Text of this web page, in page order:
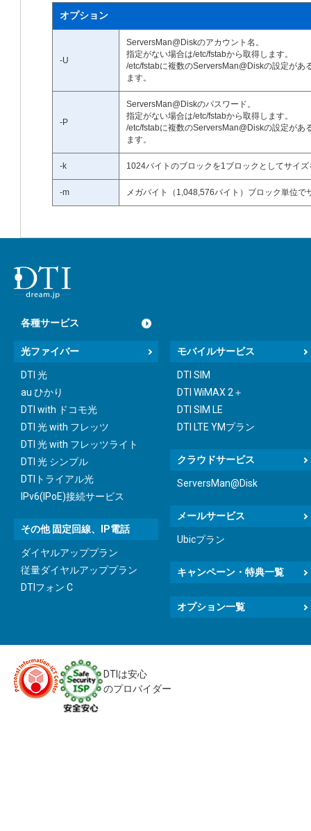
オプション
-U
ServersMan@Diskのアカウント名。
指定がない場合は/etc/fstabから取得します。
/etc/fstabに複数のServersMan@Diskの設定があ
ます。
-P
ServersMan@Diskのパスワード。
指定がない場合は/etc/fstabから取得します。
/etc/fstabに複数のServersMan@Diskの設定があ
ます。
-k 1024バイトのブロックを1ブロックとしてサイ
-m メガバイト（1,048,576バイト）ブロック単位で
各種サービス
光ファイバー
DTI 光
au ひかり
DTI with ドコモ光
DTI 光 with フレッツ
DTI 光 with フレッツライト
DTI 光 シンプル
DTIトライアル光
IPv6(IPoE)接続サービス
その他 固定回線、IP電話
ダイヤルアッププラン
従量ダイヤルアッププラン
DTIフォン C
モバイルサービス
DTI SIM
DTI WiMAX 2＋
DTI SIM LE
DTI LTE YMプラン
クラウドサービス
ServersMan@Disk
メールサービス
Ubicプラン
キャンペーン・特典一覧
オプション一覧
DTIは安心
のプロバイダー